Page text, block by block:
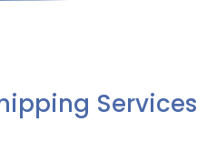
Services